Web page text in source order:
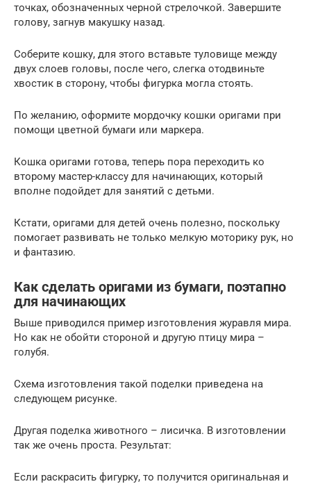
точках, обозначенных черной стрелочкой. Завершите
голову, загнув макушку назад.
Соберите кошку, для этого вставьте туловище между
двух слоев головы, после чего, слегка отодвиньте
хвостик в сторону, чтобы фигурка могла стоять.
По желанию, оформите мордочку кошки оригами при
помощи цветной бумаги или маркера.
Кошка оригами готова, теперь пора переходить ко
второму мастер-классу для начинающих, который
вполне подойдет для занятий с детьми.
Кстати, оригами для детей очень полезно, поскольку
помогает развивать не только мелкую моторику рук, но
и фантазию.
Как сделать оригами из бумаги, поэтапно
для начинающих
Выше приводился пример изготовления журавля мира.
Но как не обойти стороной и другую птицу мира –
голубя.
Схема изготовления такой поделки приведена на
следующем рисунке.
Другая поделка животного – лисичка. В изготовлении
так же очень проста. Результат:
Если раскрасить фигурку, то получится оригинальная и